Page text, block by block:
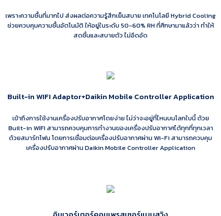
เพราะความชื้นที่มากไป ส่งผลต่อความรู้สึกเย็นสบาย เทคโนโลยี Hybrid Cooling
ช่วยควบคุมความชื้นอัตโนมัติ ให้อยู่ในระดับ 50-60% RH ที่ศึกษามาแล้วว่า ทำให้
สดชื่นและสบายตัว ไม่อึดอัด
Built-in WIFI Adaptor+Daikin Mobile Controller Application
เข้าถึงการใช้งานเครื่องปรับอากาศโดยง่าย ไม่ว่าจะอยู่ที่ไหนบนโลกใบนี้ ด้วย
Built-in WIFI สามารถควบคุมการทำงานของเครื่องปรับอากาศได้ทุกที่ทุกเวลา
ด้วยสมาร์ทโฟน โดยการเชื่อมต่อเครื่องปรับอากาศผ่าน Wi-Fi สามารถควบคุม
เครื่องปรับอากาศผ่าน Daikin Mobile Controller Application